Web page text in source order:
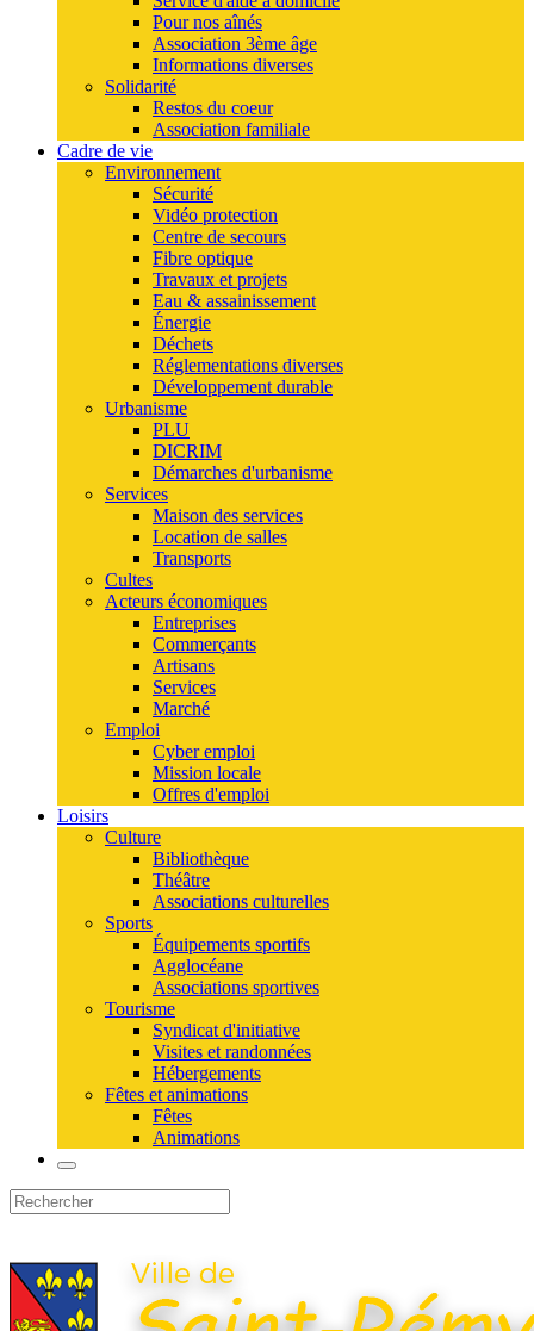
Pour nos aînés
Association 3ème âge
Informations diverses
Solidarité
Restos du coeur
Association familiale
Cadre de vie
Environnement
Sécurité
Vidéo protection
Centre de secours
Fibre optique
Travaux et projets
Eau & assainissement
Énergie
Déchets
Réglementations diverses
Développement durable
Urbanisme
PLU
DICRIM
Démarches d'urbanisme
Services
Maison des services
Location de salles
Transports
Cultes
Acteurs économiques
Entreprises
Commerçants
Artisans
Services
Marché
Emploi
Cyber emploi
Mission locale
Offres d'emploi
Loisirs
Culture
Bibliothèque
Théâtre
Associations culturelles
Sports
Équipements sportifs
Agglocéane
Associations sportives
Tourisme
Syndicat d'initiative
Visites et randonnées
Hébergements
Fêtes et animations
Fêtes
Animations